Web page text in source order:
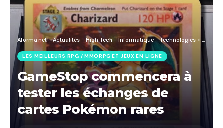
Aforma.net - Actualités - High Tech - Informatique - Technologies > Blog
LES MEILLEURS RPG / MMORPG ET JEUX EN LIGNE
GameStop commencera à
tester les échanges de
cartes Pokémon rares